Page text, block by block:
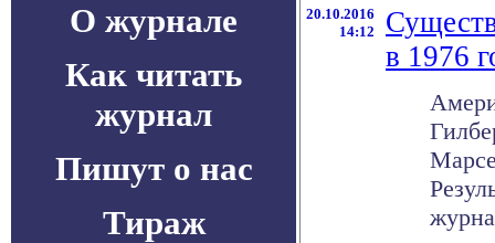
О журнале
Как читать
журнал
Пишут о нас
Тираж
20.10.2016
14:12
в 1976